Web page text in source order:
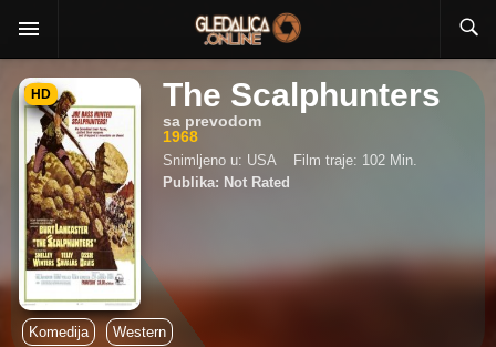
HD The Scalphunters
sa prevodom
1968
Snimljeno u: USA
Film traje: 102 Min.
Publika: Not Rated
Komedija Western